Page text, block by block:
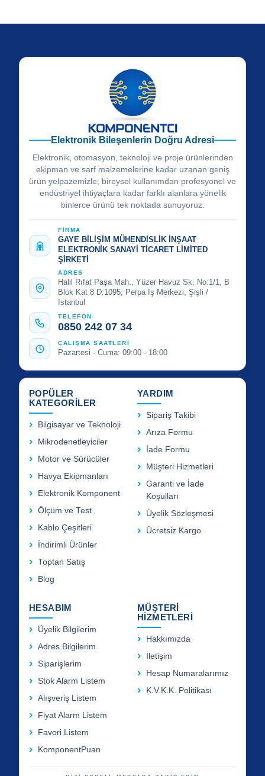
Elektronik Bileşenlerin Doğru Adresi
Elektronik, otomasyon, teknoloji ve proje ürünlerinden
ekipman ve sarf malzemelerine kadar uzanan geniş
ürün yelpazemizle; bireysel kullanımdan profesyonel ve
endüstriyel ihtiyaçlara kadar farklı alanlara yönelik
binlerce ürünü tek noktada sunuyoruz.
FİRMA
GAYE BİLİŞİM MÜHENDİSLİK İNŞAAT
ELEKTRONİK SANAYİ TİCARET LİMİTED
ŞİRKETİ
ADRES
Halil Rıfat Paşa Mah., Yüzer Havuz Sk. No:1/1, B
Blok Kat 8 D:1095, Perpa İş Merkezi, Şişli /
İstanbul
TELEFON
0850 242 07 34
ÇALIŞMA SAATLERİ
Pazartesi - Cuma: 09:00 - 18:00
POPÜLER
KATEGORİLER
Bilgisayar ve Teknoloji
Mikrodenetleyiciler
Motor ve Sürücüler
Havya Ekipmanları
Elektronik Komponent
Ölçüm ve Test
Kablo Çeşitleri
İndirimli Ürünler
Toptan Satış
Blog
YARDIM
Sipariş Takibi
Arıza Formu
İade Formu
Müşteri Hizmetleri
Garanti ve İade
Koşulları
Üyelik Sözleşmesi
Ücretsiz Kargo
HESABIM
Üyelik Bilgilerim
Adres Bilgilerim
Siparişlerim
Stok Alarm Listem
Alışveriş Listem
Fiyat Alarm Listem
Favori Listem
KomponentPuan
MÜŞTERİ
HİZMETLERİ
Hakkımızda
İletişim
Hesap Numaralarımız
K.V.K.K. Politikası